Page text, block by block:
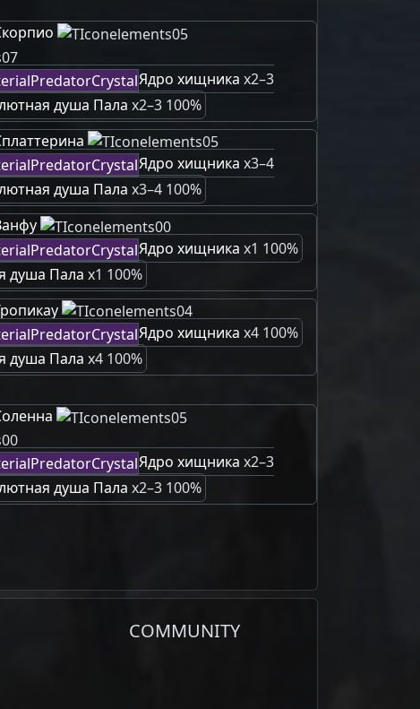
Ядро хищника x2–3
душа Пала x2–3 100%
Ядро хищника x3–4
душа Пала x3–4 100%
Ядро хищника x1 100%
душа Пала x1 100%
Ядро хищника x4 100%
душа Пала x4 100%
Ядро хищника x2–3
душа Пала x2–3 100%
COMMUNITY